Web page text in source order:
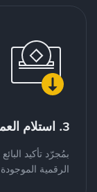
3. استلام العملات الرقمية
بمُجرّد تأكيد
الرقمية